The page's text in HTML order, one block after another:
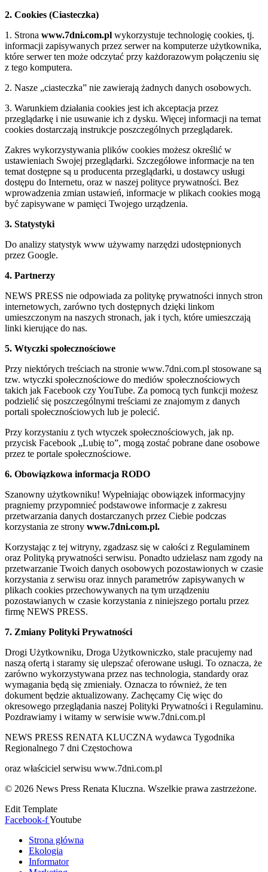
2. Cookies (Ciasteczka)
1. Strona www.7dni.com.pl wykorzystuje technologię cookies, tj.
informacji zapisywanych przez serwer na komputerze użytkownika,
które serwer ten może odczytać przy każdorazowym połączeniu się
z tego komputera.
2. Nasze „ciasteczka” nie zawierają żadnych danych osobowych.
3. Warunkiem działania cookies jest ich akceptacja przez
przeglądarkę i nie usuwanie ich z dysku. Więcej informacji na temat
cookies dostarczają instrukcje poszczególnych przeglądarek.
Zakres wykorzystywania plików cookies możesz określić w
ustawieniach Swojej przeglądarki. Szczegółowe informacje na ten
temat dostępne są u producenta przeglądarki, u dostawcy usługi
dostępu do Internetu, oraz w naszej polityce prywatności. Bez
wprowadzenia zmian ustawień, informacje w plikach cookies mogą
być zapisywane w pamięci Twojego urządzenia.
3. Statystyki
Do analizy statystyk www używamy narzędzi udostępnionych
przez Google.
4. Partnerzy
NEWS PRESS nie odpowiada za politykę prywatności innych stron
internetowych, zarówno tych dostępnych dzięki linkom
umieszczonym na naszych stronach, jak i tych, które umieszczają
linki kierujące do nas.
5. Wtyczki społecznościowe
Przy niektórych treściach na stronie www.7dni.com.pl stosowane są
tzw. wtyczki społecznościowe do mediów społecznościowych
takich jak Facebook czy YouTube. Za pomocą tych funkcji możesz
podzielić się poszczególnymi treściami ze znajomym z danych
portali społecznościowych lub je polecić.
Przy korzystaniu z tych wtyczek społecznościowych, jak np.
przycisk Facebook „Lubię to”, mogą zostać pobrane dane osobowe
przez te portale społecznościowe.
6. Obowiązkowa informacja RODO
Szanowny użytkowniku! Wypełniając obowiązek informacyjny
pragniemy przypomnieć podstawowe informacje z zakresu
przetwarzania danych dostarczanych przez Ciebie podczas
korzystania ze strony www.7dni.com.pl.
Korzystając z tej witryny, zgadzasz się w całości z Regulaminem
oraz Polityką prywatności serwisu. Ponadto udzielasz nam zgody na
przetwarzanie Twoich danych osobowych pozostawionych w czasie
korzystania z serwisu oraz innych parametrów zapisywanych w
plikach cookies przechowywanych na tym urządzeniu
pozostawianych w czasie korzystania z niniejszego portalu przez
firmę NEWS PRESS.
7. Zmiany Polityki Prywatności
Drogi Użytkowniku, Droga Użytkowniczko, stale pracujemy nad
naszą ofertą i staramy się ulepszać oferowane usługi. To oznacza, że
zarówno wykorzystywana przez nas technologia, standardy oraz
wymagania będą się zmieniały. Oznacza to również, że ten
dokument będzie aktualizowany. Zachęcamy Cię więc do
okresowego przeglądania naszej Polityki Prywatności i Regulaminu.
Pozdrawiamy i witamy w serwisie www.7dni.com.pl
NEWS PRESS RENATA KLUCZNA wydawca Tygodnika
Regionalnego 7 dni Częstochowa
oraz właściciel serwisu www.7dni.com.pl
© 2026 News Press Renata Kluczna. Wszelkie prawa zastrzeżone.
Edit Template
Facebook-fYoutube
Strona główna
Ekologia
Informator